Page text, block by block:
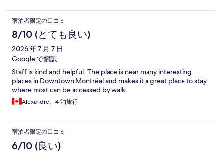
宿泊者限定の口コミ
8/10 (とても良い)
2026 年 7 月 7 日
Google で翻訳
Staff is kind and helpful. The place is near many interesting
places in Downtown Montréal and makes it a great place to stay
where most can be accessed by walk.
Alexandre、4 泊旅行
宿泊者限定の口コミ
6/10 (良い)